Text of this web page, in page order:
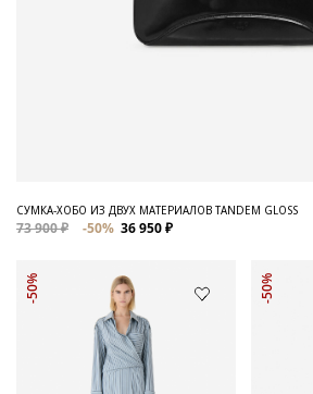
СУМКА-ХОБО ИЗ ДВУХ МАТЕРИАЛОВ TANDEM GLOSS
73 900 ₽ -50% 36 950 ₽
-50% -50%